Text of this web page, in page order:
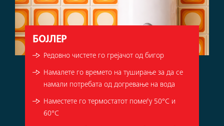
БОЈЛЕР
Редовно чистете го грејачот од бигор
Намалете го времето на туширање за да се
намали потребата од догревање на вода
Наместете го термостатот помеѓу 50°C и
60°C